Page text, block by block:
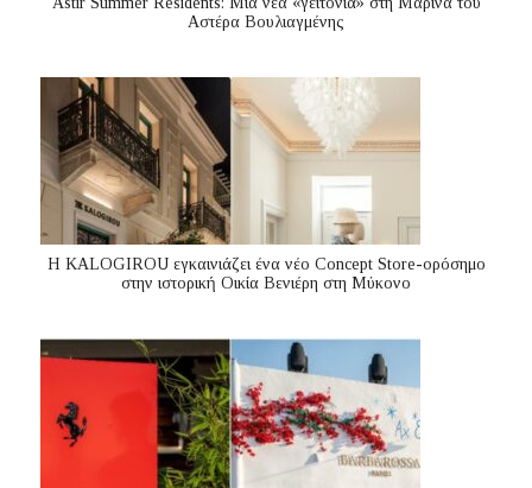
Αστέρα Βουλιαγμένης
Η KALOGIROU εγκαινιάζει ένα νέο Concept Store-ορόσημο
στην ιστορική Οικία Βενιέρη στη Μύκονο